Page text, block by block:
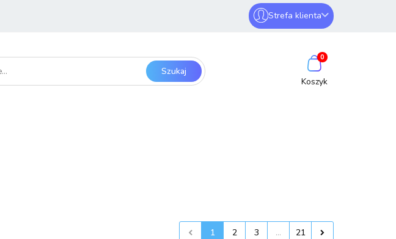
Strefa klienta
Zaloguj się
Zarejestruj się
Dodaj zgłoszenie
0
1 2 3 ... 21